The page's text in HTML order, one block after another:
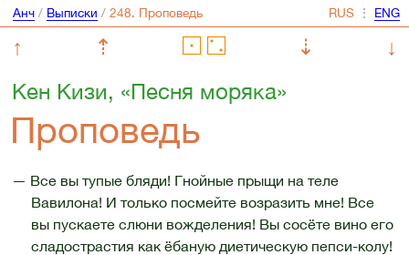
Анч/ Выписки / ⋮
↑ ⇡ ⇣
↓
Кен Кизи, «Песня моряка»
Проповедь
— Все вы тупые бляди! Гнойные прыщи на теле
Вавилона! И только посмейте возразить мне! Все
вы пускаете слюни вожделения! Вы сосёте вино его
сладострастия как ёбаную диетическую пепси-колу!